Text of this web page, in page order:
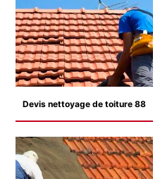
Devis nettoyage de toiture 88